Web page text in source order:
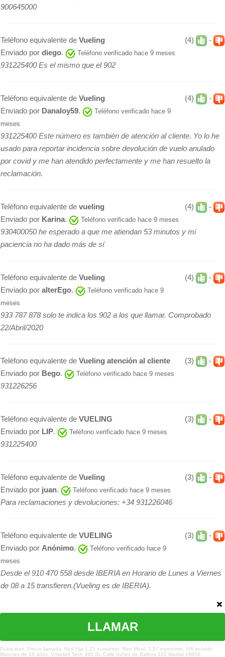
900645000
(4) -
Teléfono equivalente de Vueling
Enviado por diego. Teléfono verificado hace 9 meses
931225400 Es el mismo que el 902
(4) -
Teléfono equivalente de Vueling
Enviado por Danaloy59.
Teléfono verificado hace 9
meses
931225400 Este número es también de atención al cliente. Yo lo he
usado para reportar incidencia sobre devolución de vuelo anulado
por covid y me han atendido perfectamente y me han resuelto la
reclamación.
(4) -
Teléfono equivalente de vueling
Enviado por Karina. Teléfono verificado hace 9 meses
930400050 he esperado a que me atiendan 53 minutos y mi
paciencia no ha dado más de sí
(4) -
Teléfono equivalente de Vueling
Enviado por alterEgo.
Teléfono verificado hace 9
meses
933 787 878 solo te indica los 902 a los que llamar. Comprobado
22/Abril/2020
(3) -
Teléfono equivalente de Vueling atención al cliente
Enviado por Bego. Teléfono verificado hace 9 meses
931226256
(3) -
Teléfono equivalente de VUELING
Enviado por LIP. Teléfono verificado hace 9 meses
931225400
(3) -
Teléfono equivalente de Vueling
Enviado por juan. Teléfono verificado hace 9 meses
Para reclamaciones y devoluciones: +34 931226046
(3) -
Teléfono equivalente de VUELING
Enviado por Anónimo.
Teléfono verificado hace 9
meses
Desde el 910 470 558 desde IBERIA en Horario de Lunes a Viernes
de 08 a 15 transfieren.(Vueling es de IBERIA).
Teléfono verificado hace 9 meses
¿Te hemos ayudado?
LLAMAR
Publicidad. Precio llamada: Red Fija 1,21 euros/min. Red Móvil. 1,57 euros/min. IVA incluido.
Mayores de 18 años. Vriseilan Tech 360 SL Calle nuñez de Balboa 120 Madrid 28006.